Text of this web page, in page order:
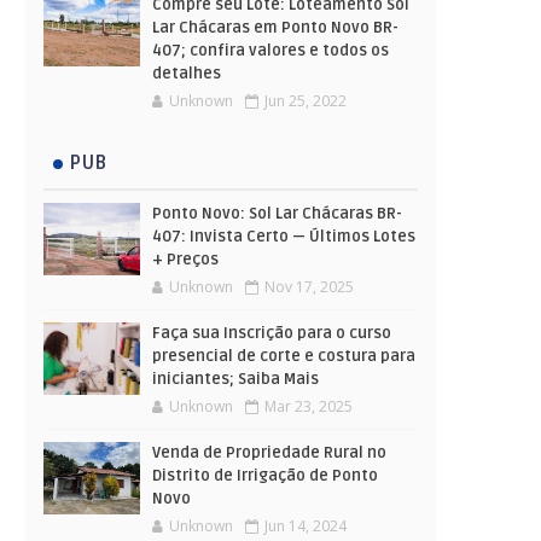
Compre seu Lote: Loteamento Sol
Lar Chácaras em Ponto Novo BR-
407; confira valores e todos os
detalhes
Unknown Jun 25, 2022
PUB
Ponto Novo: Sol Lar Chácaras BR-
407: Invista Certo — Últimos Lotes
+ Preços
Unknown Nov 17, 2025
Faça sua Inscrição para o curso
presencial de corte e costura para
iniciantes; Saiba Mais
Unknown Mar 23, 2025
Venda de Propriedade Rural no
Distrito de Irrigação de Ponto
Novo
Unknown Jun 14, 2024